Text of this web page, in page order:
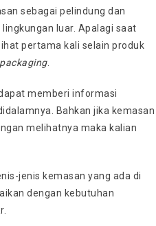
sebagai pelindung dan
luar. Apalagi saat
pertama kali selain produk
packaging.
memberi informasi
Bahkan jika kemasan
melihatnya maka kalian
jenis kemasan yang ada di
dengan kebutuhan